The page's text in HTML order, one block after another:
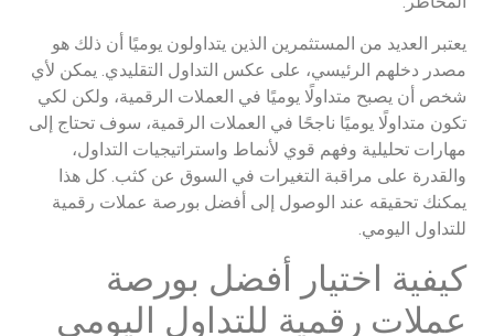
يعتبر العديد من المستثمرين الذين يتداولون يوميًا أن ذلك هو
مصدر دخلهم الرئيسي، على عكس التداول التقليدي. يمكن لأي
شخص أن يصبح متداولًا يوميًا في العملات الرقمية، ولكن لكي
تكون متداولًا يوميًا ناجحًا في العملات الرقمية، سوف تحتاج إلى
مهارات تحليلية وفهم قوي لأنماط واستراتيجيات التداول،
والقدرة على مراقبة التغيرات في السوق عن كثب. كل هذا
يمكنك تحقيقه عند الوصول إلى أفضل بورصة عملات رقمية
للتداول اليومي.
كيفية اختيار أفضل بورصة
عملات رقمية للتداول اليومي